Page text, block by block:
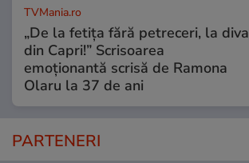
TVMania.ro
„De la fetița fără petreceri, la diva
din Capri!” Scrisoarea
emoționantă scrisă de Ramona
Olaru la 37 de ani
PARTENERI